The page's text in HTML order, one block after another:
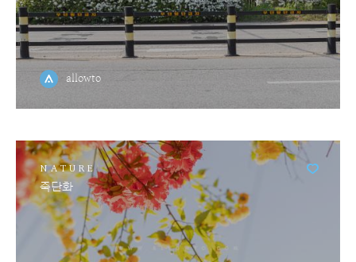
allowto
NATURE
죽단화